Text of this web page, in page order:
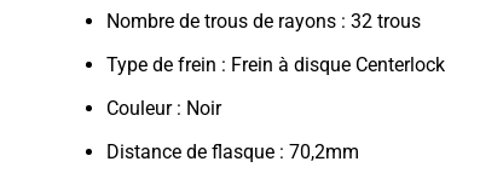
Nombre de trous de rayons : 32 trous
Type de frein : Frein à disque Centerlock
Couleur : Noir
Distance de flasque : 70,2mm